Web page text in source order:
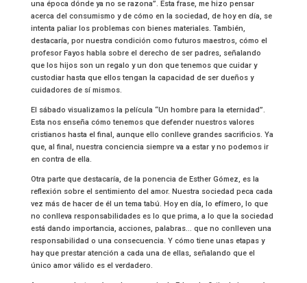
una época dónde ya no se razona”. Esta frase, me hizo pensar
acerca del consumismo y de cómo en la sociedad, de hoy en día, se
intenta paliar los problemas con bienes materiales. También,
destacaría, por nuestra condición como futuros maestros, cómo el
profesor Fayos habla sobre el derecho de ser padres, señalando
que los hijos son un regalo y un don que tenemos que cuidar y
custodiar hasta que ellos tengan la capacidad de ser dueños y
cuidadores de sí mismos.
El sábado visualizamos la película “Un hombre para la eternidad”.
Esta nos enseña cómo tenemos que defender nuestros valores
cristianos hasta el final, aunque ello conlleve grandes sacrificios. Ya
que, al final, nuestra conciencia siempre va a estar y no podemos ir
en contra de ella.
Otra parte que destacaría, de la ponencia de Esther Gómez, es la
reflexión sobre el sentimiento del amor. Nuestra sociedad peca cada
vez más de hacer de él un tema tabú. Hoy en día, lo efímero, lo que
no conlleva responsabilidades es lo que prima, a lo que la sociedad
está dando importancia, acciones, palabras… que no conlleven una
responsabilidad o una consecuencia. Y cómo tiene unas etapas y
hay que prestar atención a cada una de ellas, señalando que el
único amor válido es el verdadero.